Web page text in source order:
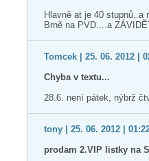
Hlavně at je 40
Brně na PVD....a
Tomcek | 25. 06. 2012 |
Chyba v textu...
28.6. není pátek, nýbrž
tony | 25. 06. 2012 |
prodam 2.VIP listky na